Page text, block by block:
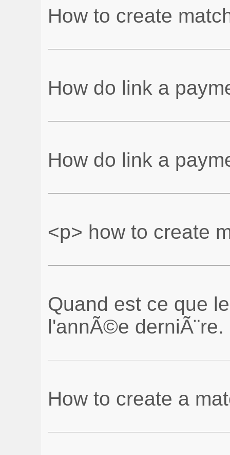
How to create
How do link a
How do link a
<p> how to create
Quand est ce que
l'annÃ©e derniÃ¨re.
How to create a